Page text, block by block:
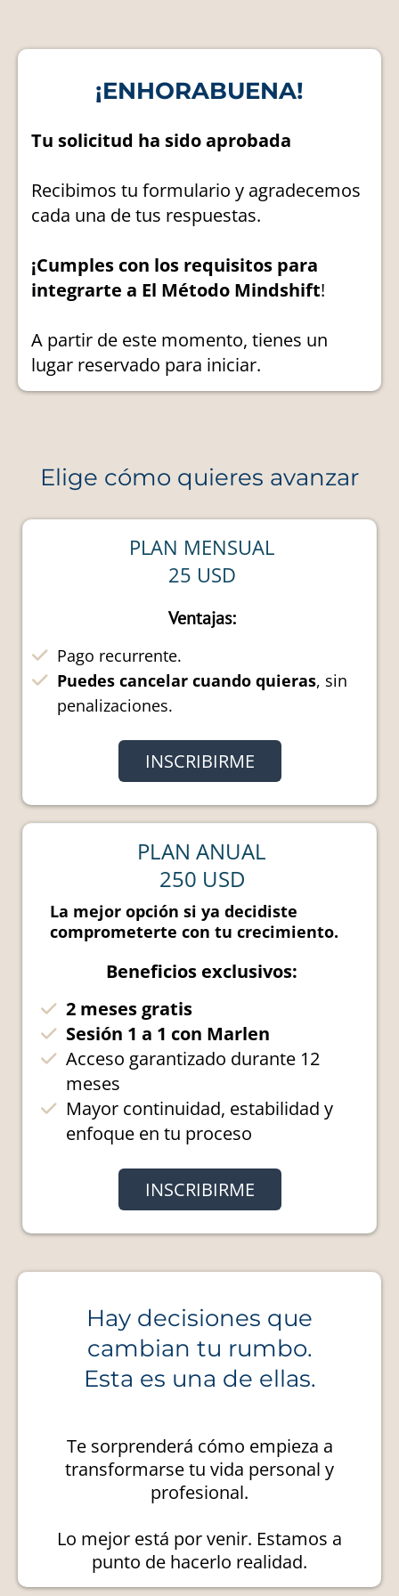
¡ENHORABUENA!
Tu solicitud ha sido aprobada
Recibimos tu formulario y agradecemos
cada una de tus respuestas.
¡Cumples con los requisitos para
integrarte a El Método Mindshift!
A partir de este momento, tienes un
lugar reservado para iniciar.
Elige cómo quieres avanzar
PLAN MENSUAL
25 USD
Ventajas:
Pago recurrente.
Puedes cancelar cuando quieras, sin
penalizaciones.
INSCRIBIRME
PLAN ANUAL
250 USD
La mejor opción si ya decidiste
comprometerte con tu crecimiento.
Beneficios exclusivos:
2 meses gratis
Sesión 1 a 1 con Marlen
Acceso garantizado durante 12
meses
Mayor continuidad, estabilidad y
enfoque en tu proceso
INSCRIBIRME
Hay decisiones que
cambian tu rumbo.
Esta es una de ellas.
Te sorprenderá cómo empieza a
transformarse tu vida personal y
profesional.
Lo mejor está por venir. Estamos a
punto de hacerlo realidad.